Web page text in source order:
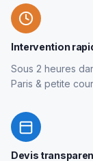
Intervention
Sous 2 heures
Paris & petite
Devis